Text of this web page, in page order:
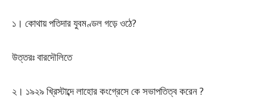
১। কোথায় পতিদার যুবমণ্ডল গড়ে ওঠে?
উত্তরঃ বারদৌলিতে
২। ১৯২৯ খ্রিস্টাব্দে লাহোর কংগ্রেসে কে সভাপতিত্ব করেন ?